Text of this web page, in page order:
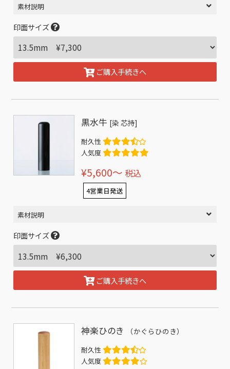
素材説明
印面サイズ
ご購入手続きへ
黒水牛 [染 芯持]
耐久性
人気度
¥5,600〜 税込
4営業日発送
素材説明
印面サイズ
ご購入手続きへ
神楽ひのき （かぐらひのき）
耐久性
人気度